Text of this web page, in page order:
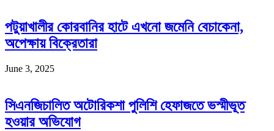
পটুয়াখালীর কোরবানির হাটে এখনো জমেনি বেচাকেনা,
অপেক্ষায় বিক্রেতারা
June 3, 2025
সিএনজিচালিত অটোরিকশা পুলিশি হেফাজতে ভস্মীভূত
হওয়ার অভিযোগ